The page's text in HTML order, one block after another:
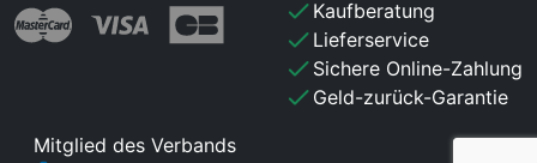
check Kaufberatung
check Lieferservice
check Sichere Online-Zahlung
check Geld-zurück-Garantie
Mitglied des Verbands